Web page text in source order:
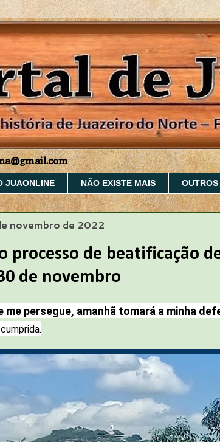
JUAONLINE NÃO EXISTE MAIS
novembro de 2022
processo de beatificação
de novembro
me persegue, amanhã tomará a minha